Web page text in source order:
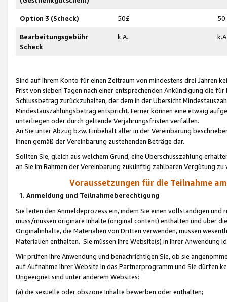
Option 3 (Scheck) 50£ 50
Bearbeitungsgebühr
Scheck
k.A.
Sind auf Ihrem Konto für einen Zeitraum von mindestens drei Jahren
Frist von sieben Tagen nach einer entsprechenden Ankündigung die
Schlussbetrag zurückzuhalten, der dem in der Übersicht
Mindestauszahlungsbetrag entspricht. Ferner können eine etwaig
unterliegen oder durch geltende Verjährungsfristen verfallen.
An Sie unter Abzug bzw. Einbehalt aller in der Vereinbarung
Ihnen gemäß der Vereinbarung zustehenden Beträge dar.
Sollten Sie, gleich aus welchem Grund, eine Überschusszahlung
an Sie im Rahmen der Vereinbarung zukünftig zahlbaren Vergütung zu
Voraussetzungen für die Teilnahme
1. Anmeldung und Teilnahmeberechtigung
Sie leiten den Anmeldeprozess ein, indem Sie einen vollständigen
muss/müssen originäre Inhalte (original content) enthalten und über
Originalinhalte, die Materialien von Dritten verwenden, müssen
Materialien enthalten. Sie müssen Ihre Website(s) in Ihrer Anwendung
Wir prüfen Ihre Anwendung und benachrichtigen Sie, ob sie
auf Aufnahme Ihrer Website in das Partnerprogramm und Sie dürfen
Ungeeignet sind unter anderem Websites:
(a) die sexuelle oder obszöne Inhalte bewerben oder enthalten;